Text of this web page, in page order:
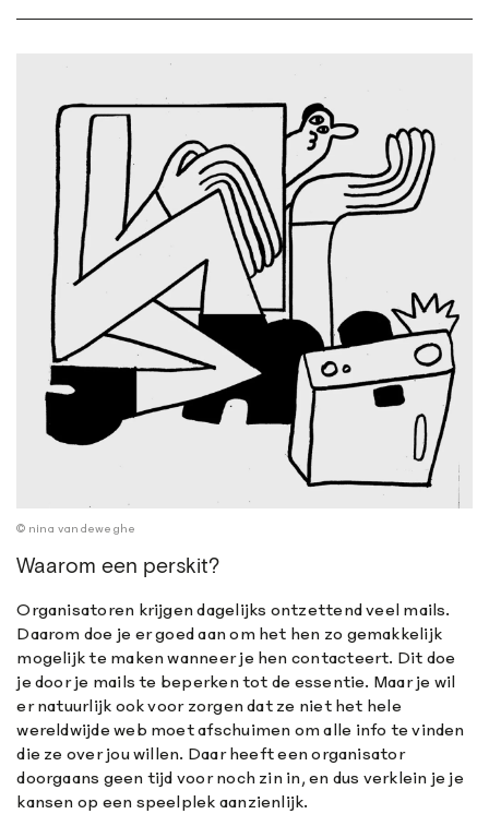
© nina vandeweghe
Waarom een perskit?
Organisatoren krijgen dagelijks ontzettend veel mails.
Daarom doe je er goed aan om het hen zo gemakkelijk
mogelijk te maken wanneer je hen contacteert. Dit doe
je door je mails te beperken tot de essentie. Maar je wil
er natuurlijk ook voor zorgen dat ze niet het hele
wereldwijde web moet afschuimen om alle info te vinden
die ze over jou willen. Daar heeft een organisator
doorgaans geen tijd voor noch zin in, en dus verklein je je
kansen op een speelplek aanzienlijk.